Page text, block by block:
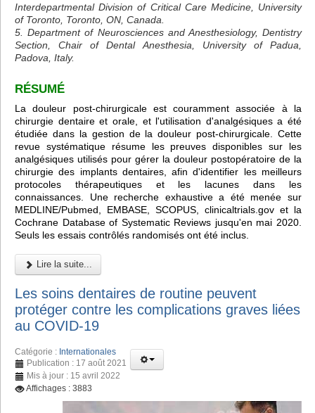
Interdepartmental Division of Critical Care Medicine, University
of Toronto, Toronto, ON, Canada.
5. Department of Neurosciences and Anesthesiology, Dentistry
Section, Chair of Dental Anesthesia, University of Padua,
Padova, Italy.
RÉSUMÉ
La douleur post-chirurgicale est couramment associée à la
chirurgie dentaire et orale, et l'utilisation d'analgésiques a été
étudiée dans la gestion de la douleur post-chirurgicale. Cette
revue systématique résume les preuves disponibles sur les
analgésiques utilisés pour gérer la douleur postopératoire de la
chirurgie des implants dentaires, afin d'identifier les meilleurs
protocoles thérapeutiques et les lacunes dans les
connaissances. Une recherche exhaustive a été menée sur
MEDLINE/Pubmed, EMBASE, SCOPUS, clinicaltrials.gov et la
Cochrane Database of Systematic Reviews jusqu'en mai 2020.
Seuls les essais contrôlés randomisés ont été inclus.
Lire la suite...
Les soins dentaires de routine peuvent
protéger contre les complications graves liées
au COVID-19
Catégorie : Internationales
Publication : 17 août 2021
Mis à jour : 15 avril 2022
Affichages : 3883